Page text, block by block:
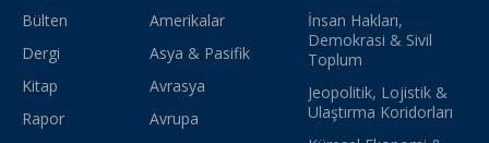
Bülten
Dergi
Kitap
Rapor
Amerikalar
Asya & Pasifik
Avrasya
Avrupa
İnsan Hakları,
Demokrasi & Sivil
Toplum
Jeopolitik, Lojistik &
Ulaştırma Koridorları